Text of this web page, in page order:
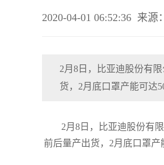
2020-04-01 06:52:36 来源：
2月8日，比亚迪股份有
货，2月底口罩产能可达
2月8日，比亚迪股份有
前后量产出货，2月底口罩产